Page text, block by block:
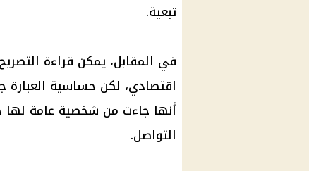
تبعية.
في المقابل، يمكن قراءة
اقتصادي، لكن حساسية العبارة
أنها جاءت من شخصية عامة لها
التواصل.